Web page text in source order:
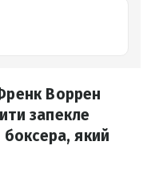
Воррен
запекле
боксера, який